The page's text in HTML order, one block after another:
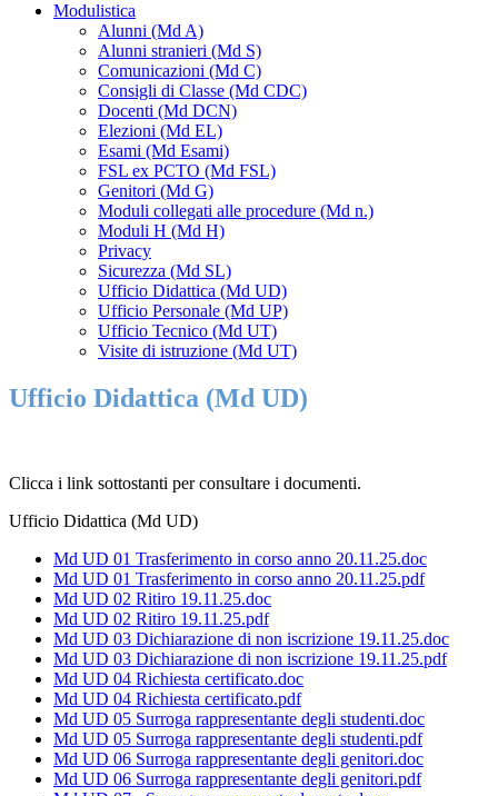
Modulistica
Alunni (Md A)
Alunni stranieri (Md S)
Comunicazioni (Md C)
Consigli di Classe (Md CDC)
Docenti (Md DCN)
Elezioni (Md EL)
Esami (Md Esami)
FSL ex PCTO (Md FSL)
Genitori (Md G)
Moduli collegati alle procedure (Md n.)
Moduli H (Md H)
Privacy
Sicurezza (Md SL)
Ufficio Didattica (Md UD)
Ufficio Personale (Md UP)
Ufficio Tecnico (Md UT)
Visite di istruzione (Md UT)
Ufficio Didattica (Md UD)
Clicca i link sottostanti per consultare i documenti.
Ufficio Didattica (Md UD)
Md UD 01 Trasferimento in corso anno 20.11.25.doc
Md UD 01 Trasferimento in corso anno 20.11.25.pdf
Md UD 02 Ritiro 19.11.25.doc
Md UD 02 Ritiro 19.11.25.pdf
Md UD 03 Dichiarazione di non iscrizione 19.11.25.doc
Md UD 03 Dichiarazione di non iscrizione 19.11.25.pdf
Md UD 04 Richiesta certificato.doc
Md UD 04 Richiesta certificato.pdf
Md UD 05 Surroga rappresentante degli studenti.doc
Md UD 05 Surroga rappresentante degli studenti.pdf
Md UD 06 Surroga rappresentante degli genitori.doc
Md UD 06 Surroga rappresentante degli genitori.pdf